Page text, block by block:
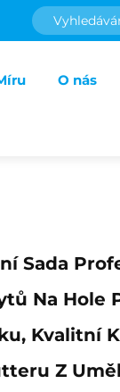
O nás
Sada
Na Hole
Kvalitní
Z